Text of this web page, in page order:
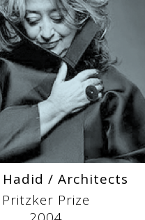
Hadid / Architects
Pritzker Prize